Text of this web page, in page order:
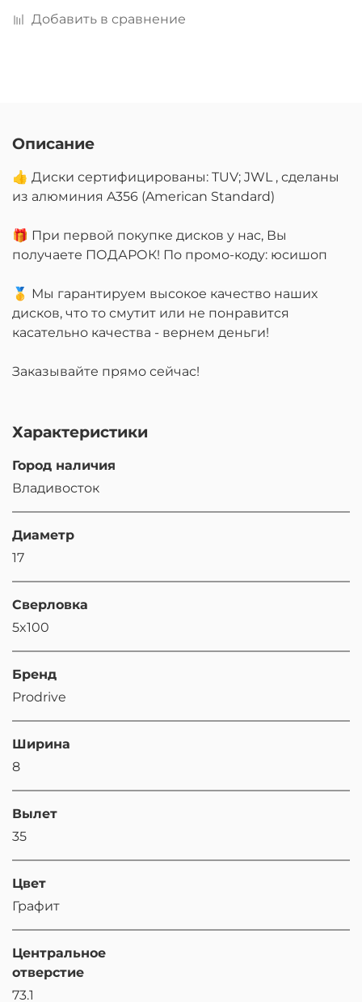
Добавить в сравнение
Описание
👍 Диски сертифицированы: TUV; JWL , сделаны
из алюминия A356 (American Standard)
🎁 При первой покупке дисков у нас, Вы
получаете ПОДАРОК! По промо-коду: юсишоп
🥇 Мы гарантируем высокое качество наших
дисков, что то смутит или не понравится
касательно качества - вернем деньги!
Заказывайте прямо сейчас!
Характеристики
Город наличия
Владивосток
Диаметр
17
Сверловка
5x100
Бренд
Prodrive
Ширина
8
Вылет
35
Цвет
Графит
Центральное
отверстие
73.1